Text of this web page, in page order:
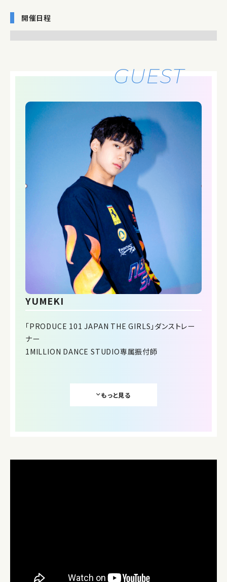
開催日程
GUEST
YUMEKI
「PRODUCE 101 JAPAN THE GIRLS」ダンストレー
ナー
1MILLION DANCE STUDIO専属振付師
出演し、話題を呼んだ。
もっと見る